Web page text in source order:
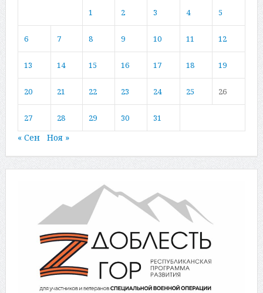
1 2 3 4 5
6 7 8 9 10 11 12
13 14 15 16 17 18 19
20 21 22 23 24 25 26
27 28 29 30 31
« Сен Ноя »